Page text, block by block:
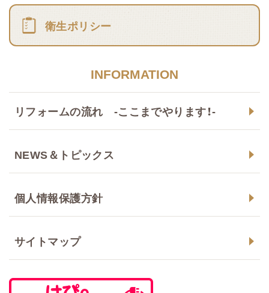
衛生ポリシー
INFORMATION
リフォームの流れ -ここまでやります！-
NEWS＆トピックス
個人情報保護方針
サイトマップ